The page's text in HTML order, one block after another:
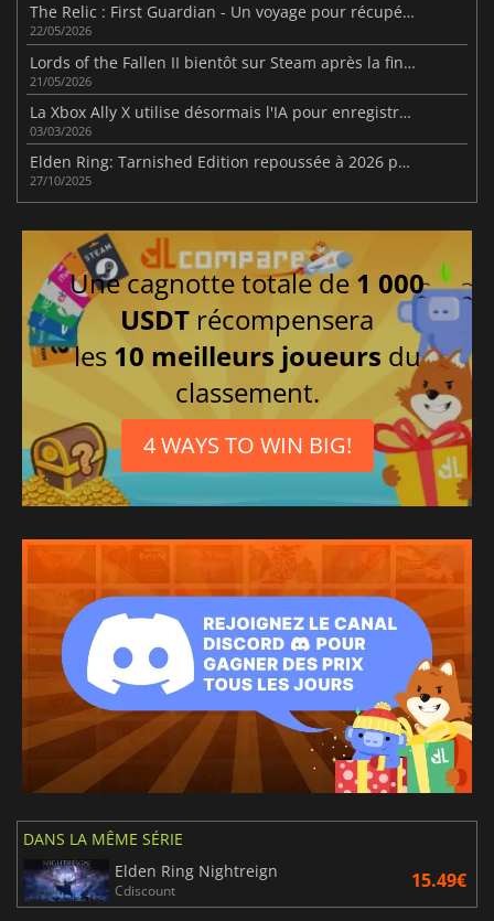
The Relic : First Guardian - Un voyage pour récupérer Arsiltus
22/05/2026
Lords of the Fallen II bientôt sur Steam après la fin du deal Epic
21/05/2026
La Xbox Ally X utilise désormais l'IA pour enregistrer les matchs et créer automatiquement les meilleurs moments de la partie.
03/03/2026
Elden Ring: Tarnished Edition repoussée à 2026 pour optimisation
27/10/2025
Une cagnotte totale de 1 000
USDT récompensera
les 10 meilleurs joueurs du
classement.
4 WAYS TO WIN BIG!
DANS LA MÊME SÉRIE
Elden Ring Nightreign
Cdiscount 15.49€